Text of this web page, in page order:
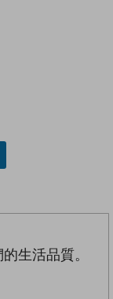
生活品質。